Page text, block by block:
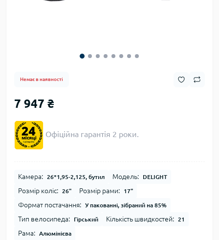
Немає в наявності
7 947 ₴
Офіційна гарантія 2 роки.
Камера: 26*1,95-2,125, бутил Модель: DELIGHT
Розмір коліс: 26" Розмір рами: 17"
Формат постачання: У пакованні, зібраний на 85%
Тип велосипеда: Гірський Кількість швидкостей: 21
Рама: Алюмінієва